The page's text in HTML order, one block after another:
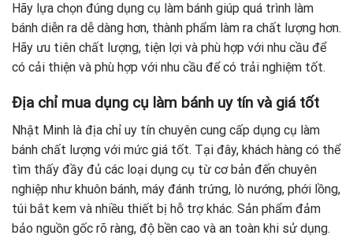
Hãy lựa chọn đúng dụng cụ làm bánh giúp quá trình làm
bánh diễn ra dễ dàng hơn, thành phẩm làm ra chất lượng hơn.
Hãy ưu tiên chất lượng, tiện lợi và phù hợp với nhu cầu để
có cải thiện và phù hợp với nhu cầu để có trải nghiệm tốt.
Địa chỉ mua dụng cụ làm bánh uy tín và giá tốt
Nhật Minh là địa chỉ uy tín chuyên cung cấp dụng cụ làm
bánh chất lượng với mức giá tốt. Tại đây, khách hàng có thể
tìm thấy đầy đủ các loại dụng cụ từ cơ bản đến chuyên
nghiệp như khuôn bánh, máy đánh trứng, lò nướng, phới lồng,
túi bắt kem và nhiều thiết bị hỗ trợ khác. Sản phẩm đảm
bảo nguồn gốc rõ ràng, độ bền cao và an toàn khi sử dụng.